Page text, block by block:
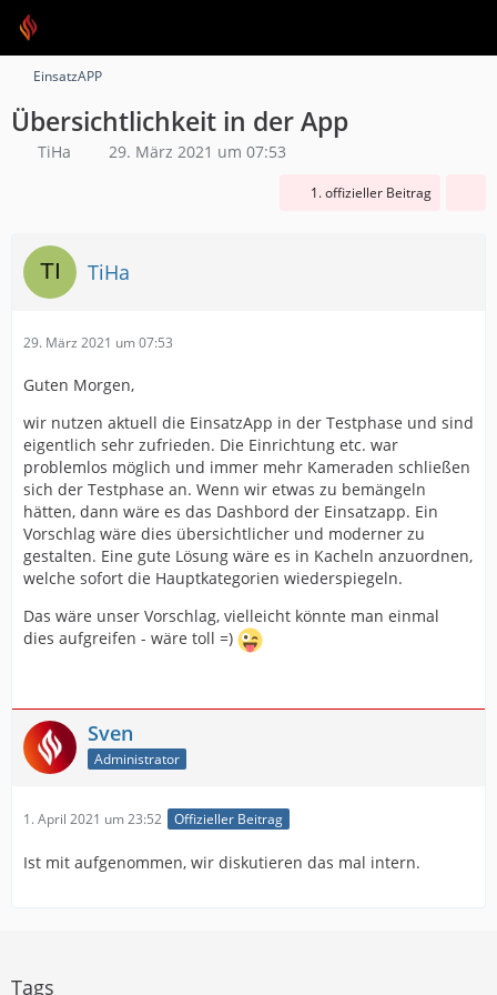
EinsatzAPP
Übersichtlichkeit in der App
TiHa 29. März 2021 um 07:53
1. offizieller Beitrag
TiHa
29. März 2021 um 07:53
Guten Morgen,
wir nutzen aktuell die EinsatzApp in der Testphase und sind
eigentlich sehr zufrieden. Die Einrichtung etc. war
problemlos möglich und immer mehr Kameraden schließen
sich der Testphase an. Wenn wir etwas zu bemängeln
hätten, dann wäre es das Dashbord der Einsatzapp. Ein
Vorschlag wäre dies übersichtlicher und moderner zu
gestalten. Eine gute Lösung wäre es in Kacheln anzuordnen,
welche sofort die Hauptkategorien wiederspiegeln.
Das wäre unser Vorschlag, vielleicht könnte man einmal
dies aufgreifen - wäre toll =)
Sven
Administrator
1. April 2021 um 23:52 Offizieller Beitrag
Ist mit aufgenommen, wir diskutieren das mal intern.
Tags